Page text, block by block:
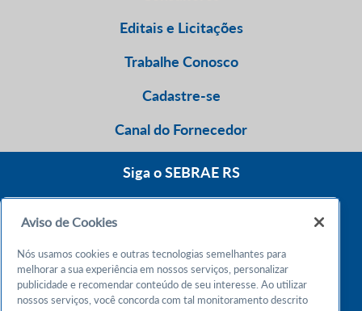
Editais e Licitações
Trabalhe Conosco
Cadastre-se
Canal do Fornecedor
Siga o SEBRAE RS
Atendimento 24h
Chame no WhatsApp
Aviso de Cookies
Nós usamos cookies e outras tecnologias semelhantes para
melhorar a sua experiência em nossos serviços, personalizar
publicidade e recomendar conteúdo de seu interesse. Ao utilizar
nossos serviços, você concorda com tal monitoramento descrito